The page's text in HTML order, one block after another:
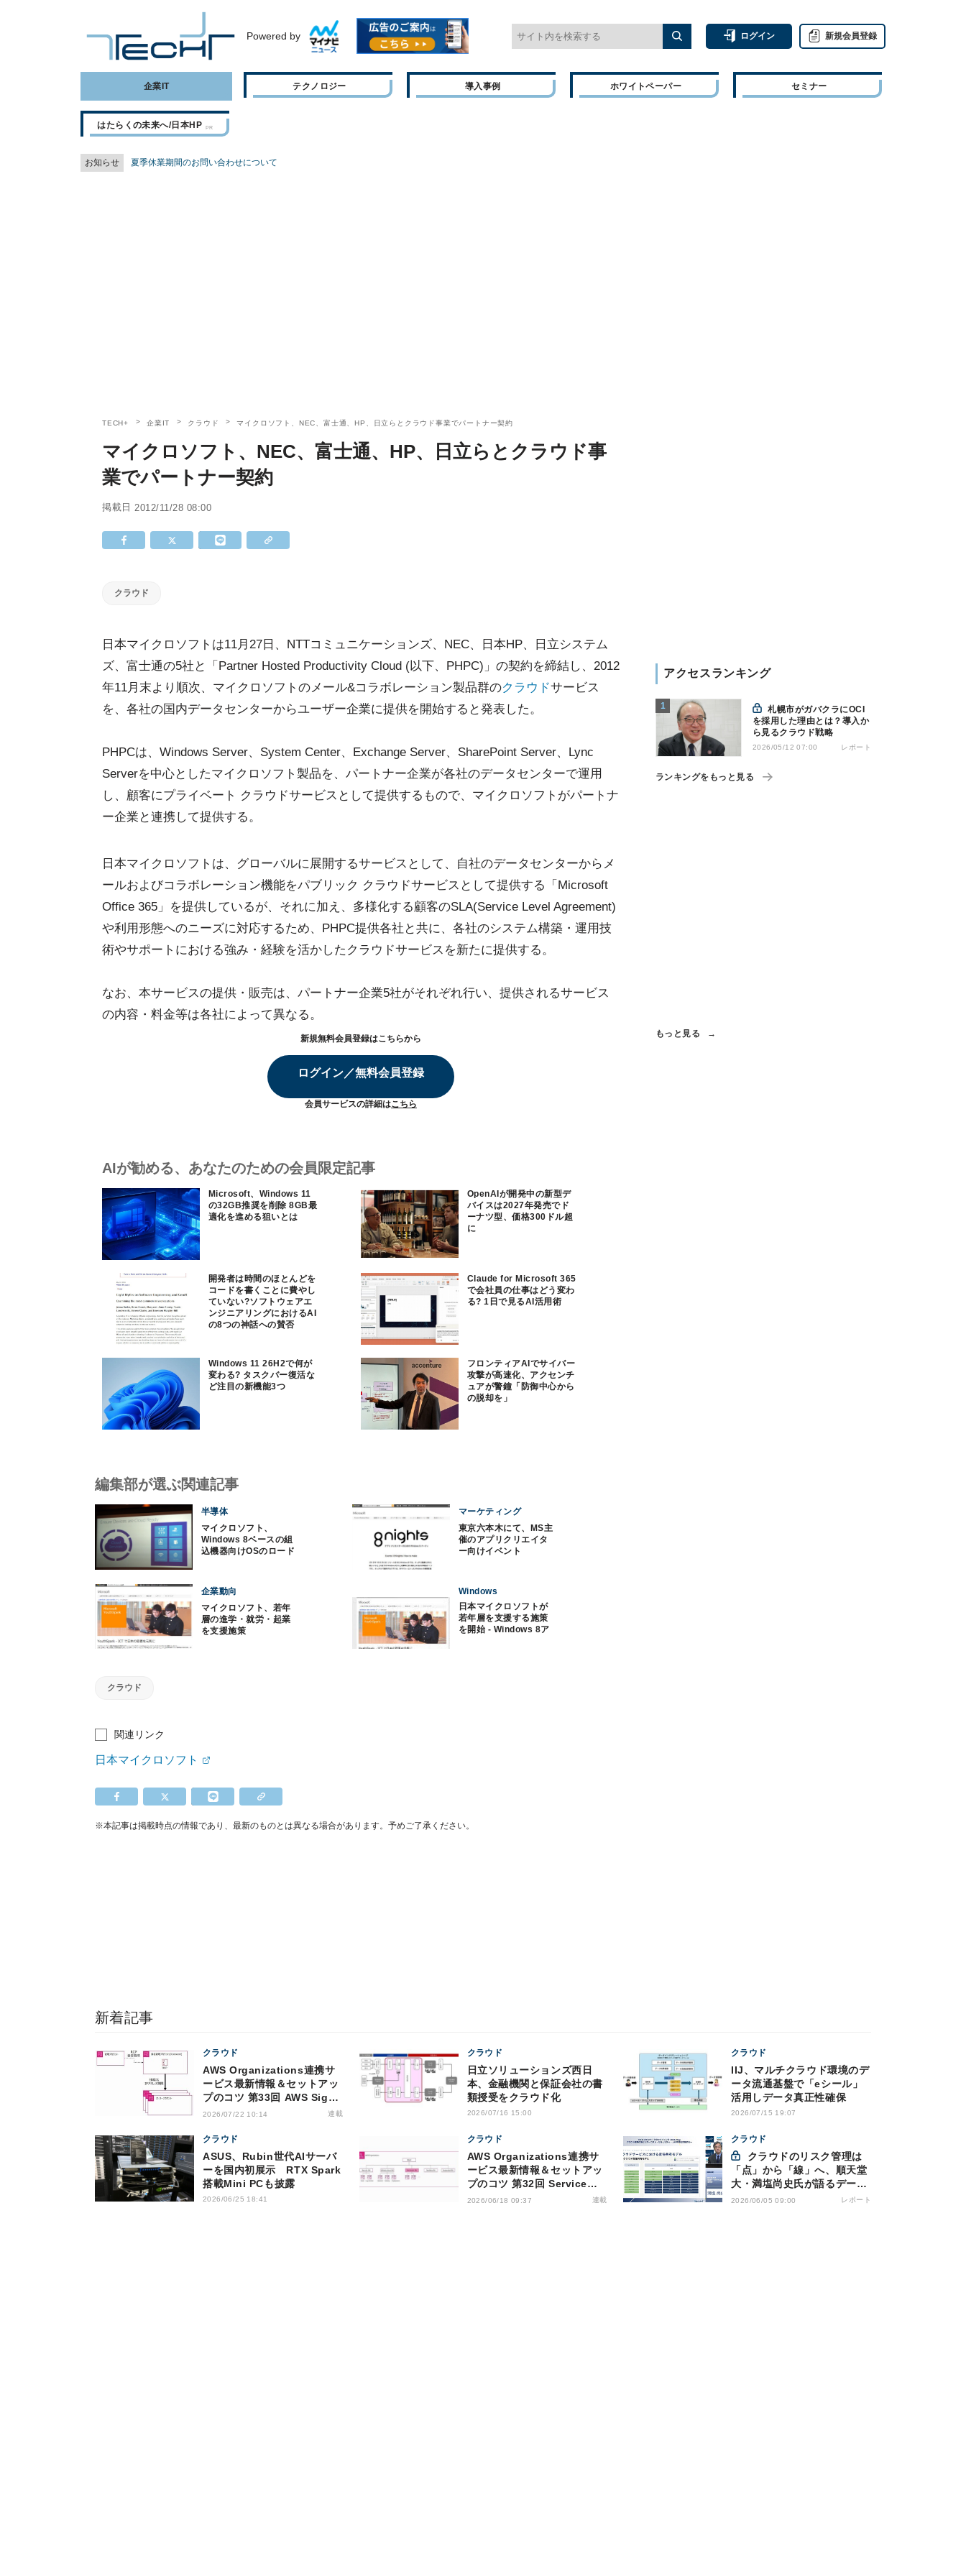
Powered by ログイン 新規会員登録
企業IT テクノロジー 導入事例 ホワイトペーパー セミナー
はたらくの未来へ/日本HP
お知らせ 夏季休業期間のお問い合わせについて
TECH+ 企業IT クラウド マイクロソフト、NEC、富士通、HP、日立らとクラウド事業でパートナー契約
マイクロソフト、NEC、富士通、HP、日立らとクラウド事
業でパートナー契約
掲載日 2012/11/28 08:00
クラウド
日本マイクロソフトは11月27日、NTTコミュニケーションズ、NEC、日本HP、日立システム
ズ、富士通の5社と「Partner Hosted Productivity Cloud (以下、PHPC)」の契約を締結し、2012
年11月末より順次、マイクロソフトのメール&コラボレーション製品群のクラウドサービス
を、各社の国内データセンターからユーザー企業に提供を開始すると発表した。
PHPCは、Windows Server、System Center、Exchange Server、SharePoint Server、Lync
Serverを中心としたマイクロソフト製品を、パートナー企業が各社のデータセンターで運用
し、顧客にプライベート クラウドサービスとして提供するもので、マイクロソフトがパートナ
ー企業と連携して提供する。
日本マイクロソフトは、グローバルに展開するサービスとして、自社のデータセンターからメ
ールおよびコラボレーション機能をパブリック クラウドサービスとして提供する「Microsoft
Office 365」を提供しているが、それに加え、多様化する顧客のSLA(Service Level Agreement)
や利用形態へのニーズに対応するため、PHPC提供各社と共に、各社のシステム構築・運用技
術やサポートにおける強み・経験を活かしたクラウドサービスを新たに提供する。
なお、本サービスの提供・販売は、パートナー企業5社がそれぞれ行い、提供されるサービス
の内容・料金等は各社によって異なる。
新規無料会員登録はこちらから
ログイン／無料会員登録
会員サービスの詳細はこちら
AIが勧める、あなたのための会員限定記事
Microsoft、Windows 11
の32GB推奨を削除 8GB最
適化を進める狙いとは
OpenAIが開発中の新型デ
バイスは2027年発売でド
ーナツ型、価格300ドル超
に
開発者は時間のほとんどを
コードを書くことに費やし
ていない?ソフトウェアエ
ンジニアリングにおけるAI
の8つの神話への賛否
Claude for Microsoft 365
で会社員の仕事はどう変わ
る? 1日で見るAI活用術
Windows 11 26H2で何が
変わる? タスクバー復活な
ど注目の新機能3つ
フロンティアAIでサイバー
攻撃が高速化、アクセンチ
ュアが警鐘「防御中心から
の脱却を」
アクセスランキング
札幌市がガバクラにOCI
を採用した理由とは？導入か
ら見るクラウド戦略
2026/05/12 07:00 レポート
ランキングをもっと見る
もっと見る
編集部が選ぶ関連記事
半導体
マイクロソフト、
Windows 8ベースの組
込機器向けOSのロード
マーケティング
東京六本木にて、MS主
催のアプリクリエイタ
ー向けイベント
企業動向
マイクロソフト、若年
層の進学・就労・起業
を支援施策
Windows
日本マイクロソフトが
若年層を支援する施策
を開始 - Windows 8ア
クラウド
関連リンク
日本マイクロソフト
※本記事は掲載時点の情報であり、最新のものとは異なる場合があります。予めご了承ください。
新着記事
クラウド
AWS Organizations連携サ
ービス最新情報＆セットアッ
プのコツ 第33回 AWS Sign-
InのResource Control
トと注意点
2026/07/22 10:14 連載
クラウド
日立ソリューションズ西日
本、金融機関と保証会社の書
類授受をクラウド化
2026/07/16 15:00
クラウド
IIJ、マルチクラウド環境のデ
ータ流通基盤で「eシール」
活用しデータ真正性確保
2026/07/15 19:07
クラウド
ASUS、Rubin世代AIサーバ
ーを国内初展示 RTX Spark
搭載Mini PCも披露
2026/06/25 18:41
クラウド
AWS Organizations連携サ
ービス最新情報＆セットアッ
プのコツ 第32回 Service
Control Policy（SCP）の上
2026/06/18 09:37 連載
クラウド
「点」から「線」へ、順天堂
大・満塩尚史氏が語るデータ
駆動型ガバナンスへの移行
2026/06/05 09:00 レポート